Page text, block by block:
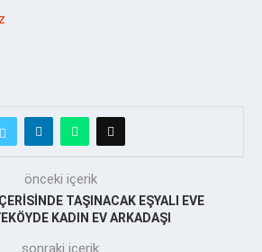
önceki içerik
TAŞINACAK EŞYALI EVE
KADIN EV ARKADAŞI
sonraki içerik